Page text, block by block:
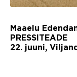
Maaelu
PRESSITEADE
22. juuni,